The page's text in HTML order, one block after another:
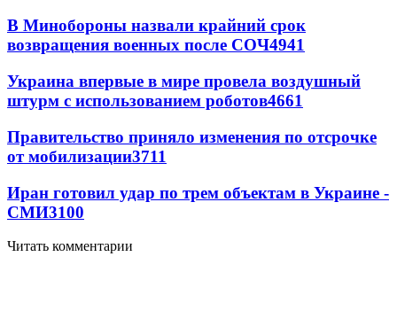
В Минобороны назвали крайний срок
возвращения военных после СОЧ4941
Украина впервые в мире провела воздушный
штурм с использованием роботов4661
Правительство приняло изменения по отсрочке
от мобилизации3711
Иран готовил удар по трем объектам в Украине -
СМИ3100
Читать комментарии